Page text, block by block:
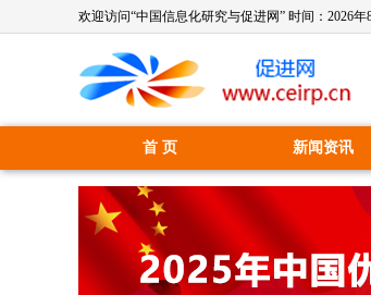
欢迎访问“中国信息化研究与促进网” 时间： 2026年
首 页 新闻资讯